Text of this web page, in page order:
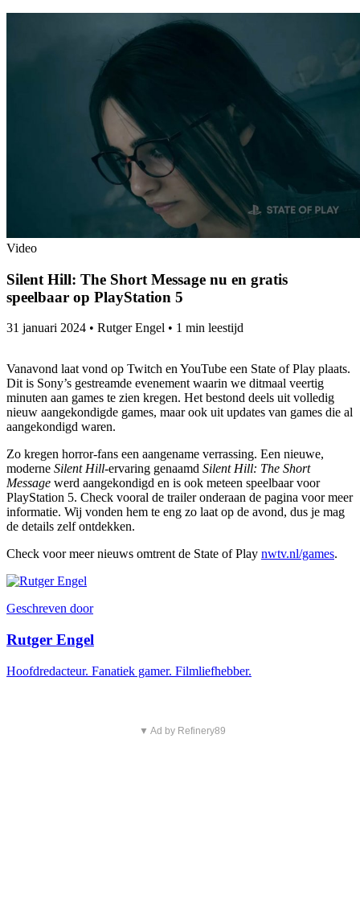
Video
Silent Hill: The Short Message nu en gratis
speelbaar op PlayStation 5
31 januari 2024 • Rutger Engel • 1 min leestijd
Vanavond laat vond op Twitch en YouTube een State of Play plaats.
Dit is Sony’s gestreamde evenement waarin we ditmaal veertig
minuten aan games te zien kregen. Het bestond deels uit volledig
nieuw aangekondigde games, maar ook uit updates van games die al
aangekondigd waren.
Zo kregen horror-fans een aangename verrassing. Een nieuwe,
moderne Silent Hill-ervaring genaamd Silent Hill: The Short
Message werd aangekondigd en is ook meteen speelbaar voor
PlayStation 5. Check vooral de trailer onderaan de pagina voor meer
informatie. Wij vonden hem te eng zo laat op de avond, dus je mag
de details zelf ontdekken.
Check voor meer nieuws omtrent de State of Play nwtv.nl/games.
Geschreven door
Rutger Engel
Hoofdredacteur. Fanatiek gamer. Filmliefhebber.
▼ Ad by Refinery89